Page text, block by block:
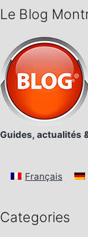
Le Blog
Guides, actualités
Français
Categories